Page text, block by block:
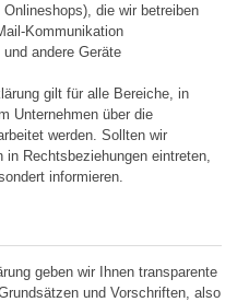
die wir betreiben
Kommunikation
andere Geräte
gilt für alle Bereiche, in
Unternehmen über die
werden. Sollten wir
Rechtsbeziehungen eintreten,
informieren.
geben wir Ihnen transparente
und Vorschriften, also